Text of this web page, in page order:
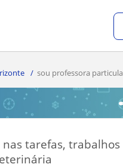
sou professora
tarefas, trabalhos